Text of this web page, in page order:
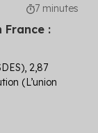
7 minutes
France :
2,87
(L’union